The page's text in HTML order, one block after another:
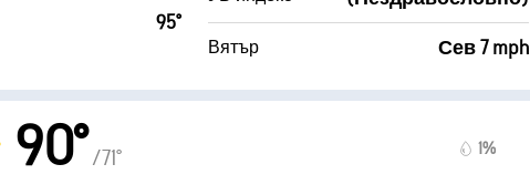
95°
Вятър Сев 7 mph
90° /71° 1%